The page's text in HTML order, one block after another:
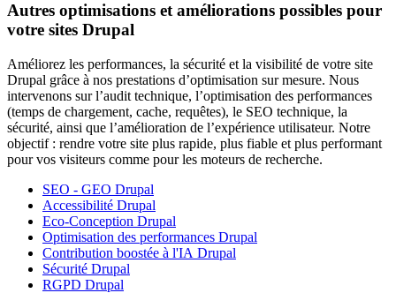
Autres optimisations et améliorations possibles pour
votre sites Drupal
Améliorez les performances, la sécurité et la visibilité de votre site
Drupal grâce à nos prestations d’optimisation sur mesure. Nous
intervenons sur l’audit technique, l’optimisation des performances
(temps de chargement, cache, requêtes), le SEO technique, la
sécurité, ainsi que l’amélioration de l’expérience utilisateur. Notre
objectif : rendre votre site plus rapide, plus fiable et plus performant
pour vos visiteurs comme pour les moteurs de recherche.
SEO - GEO Drupal
Accessibilité Drupal
Eco-Conception Drupal
Optimisation des performances Drupal
Contribution boostée à l'IA Drupal
Sécurité Drupal
RGPD Drupal